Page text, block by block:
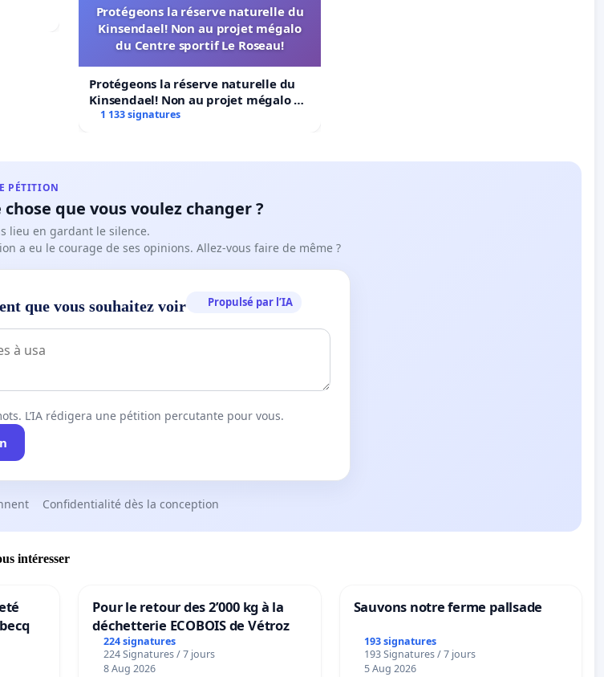
Protégeons la réserve naturelle du
Kinsendael! Non au projet mégalo
du Centre sportif Le Roseau!
Protégeons la réserve naturelle du
Kinsendael! Non au projet mégalo du
Centre sportif Le Roseau!
1 133 signatures
PÉTITION
que vous voulez changer ?
lieu en gardant le silence.
a eu le courage de ses opinions. Allez-vous faire de même ?
que vous souhaitez voir Propulsé par l’IA
L’IA rédigera une pétition percutante pour vous.
Confidentialité dès la conception
intéresser
Pour le retour des 2’000 kg à la
déchetterie ECOBOIS de Vétroz
224 signatures
224 Signatures / 7 jours
8 Aug 2026
Sauvons notre ferme pallsade
193 signatures
193 Signatures / 7 jours
5 Aug 2026